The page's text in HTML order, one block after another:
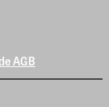
AGB